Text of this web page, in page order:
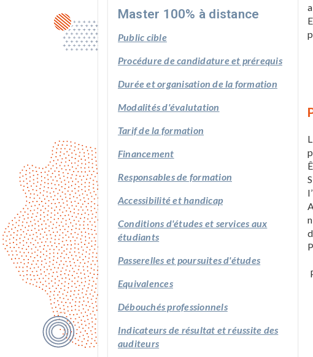
Master 100% à distance
Public cible
Procédure de candidature et prérequis
Durée et organisation de la formation
Modalités d'évalutation
Tarif de la formation
Financement
Responsables de formation
Accessibilité et handicap
Conditions d'études et services aux
étudiants
Passerelles et poursuites d'études
Equivalences
Débouchés professionnels
Indicateurs de résultat et réussite des
auditeurs